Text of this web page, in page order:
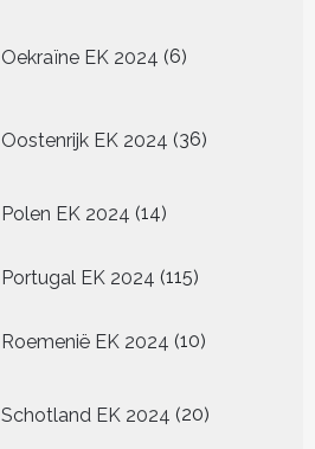
Oekraïne EK 2024 6
producten
Oostenrijk EK 2024 36
producten
Polen EK 2024 1414
Portugal EK 2024 115115
Roemenië EK 2024 1010
Schotland EK 2024 20
producten